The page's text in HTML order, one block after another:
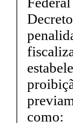
como: